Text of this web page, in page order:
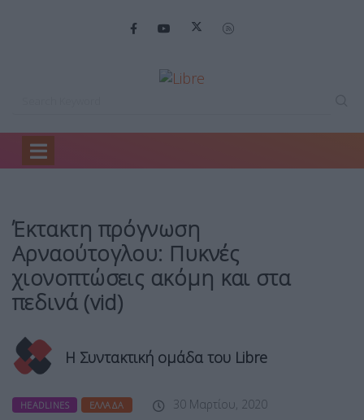
Home
Έκτακτη πρόγνωση Αρναούτογλου:…
Έκτακτη πρόγνωση
Αρναούτογλου: Πυκνές
χιονοπτώσεις ακόμη και στα
πεδινά (vid)
Η Συντακτική ομάδα του Libre
HEADLINES ΕΛΛΆΔΑ 30 Μαρτίου, 2020